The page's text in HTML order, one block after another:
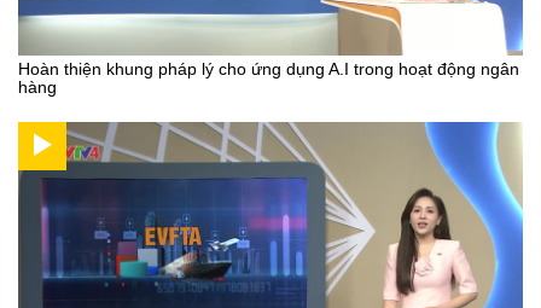
Hoàn thiện khung pháp lý cho ứng dụng A.I trong hoạt động ngân
hàng